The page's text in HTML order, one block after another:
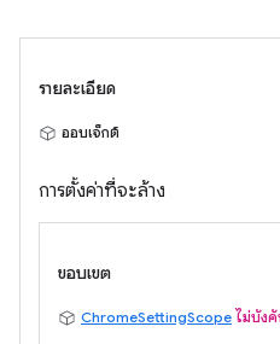
รายละเอียด
ออบเจ็กต์
การตั้งค่าที่จะล้าง
ขอบเขต
ChromeSettingScope ไม่บัง